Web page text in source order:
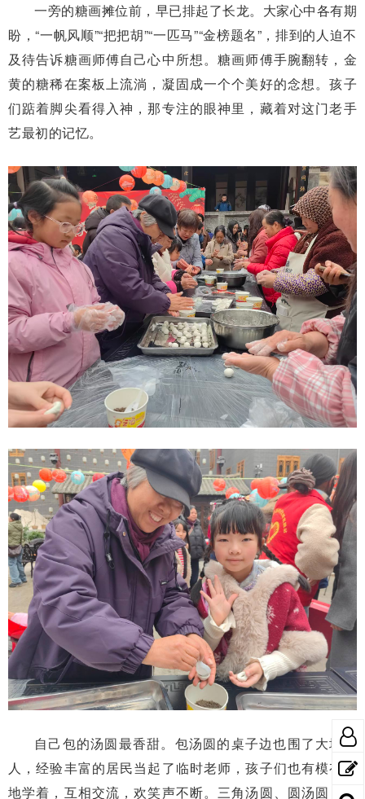
一旁的糖画摊位前，早已排起了长龙。大家心中各有期
盼，“一帆风顺”“把把胡”“一匹马”“金榜题名”，排到的人迫不
及待告诉糖画师傅自己心中所想。糖画师傅手腕翻转，金
黄的糖稀在案板上流淌，凝固成一个个美好的念想。孩子
们踮着脚尖看得入神，那专注的眼神里，藏着对这门老手
艺最初的记忆。
自己包的汤圆最香甜。包汤圆的桌子边也围了大堆的
人，经验丰富的居民当起了临时老师，孩子们也有模有样
地学着，互相交流，欢笑声不断。三角汤圆、圆汤圆，虽